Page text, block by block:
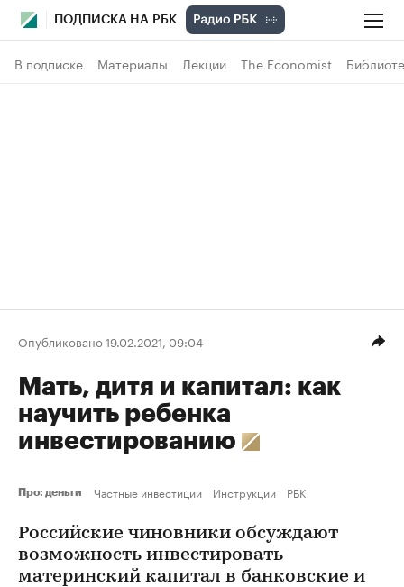
ПОДПИСКА НА РБК
В подписке Материалы Лекции The Economist
Опубликовано 19.02.2021, 09:04
Мать, дитя и капитал: как
научить ребенка
инвестированию
Про: деньги Частные инвестиции Инструкции РБК
Российские чиновники обсуждают
возможность инвестировать
материнский капитал в банковские и